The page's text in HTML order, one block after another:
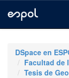
navigationDSpace en
Facultad de
Tesis de